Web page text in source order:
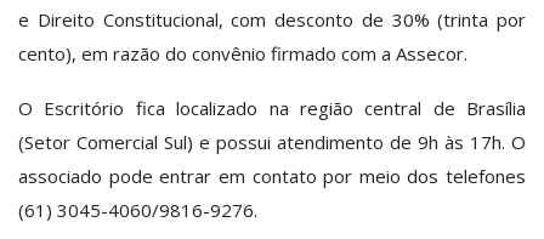
e Direito Constitucional, com desconto de 30% (trinta por
cento), em razão do convênio firmado com a Assecor.
O Escritório fica localizado na região central de Brasília
(Setor Comercial Sul) e possui atendimento de 9h às 17h. O
associado pode entrar em contato por meio dos telefones
(61) 3045-4060/9816-9276.